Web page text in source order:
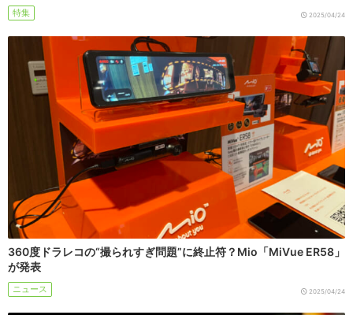
特集 2025/04/24
360度ドラレコの“撮られすぎ問題”に終止符？Mio「MiVue ER58」
が発表
ニュース 2025/04/24